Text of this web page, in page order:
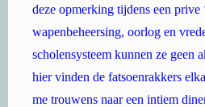
deze opmerking tijdens een prive
wapenbeheersing, oorlog en
scholensysteem kunnen ze geen
hier vinden de fatsoenrakkers
me trouwens naar een intiem